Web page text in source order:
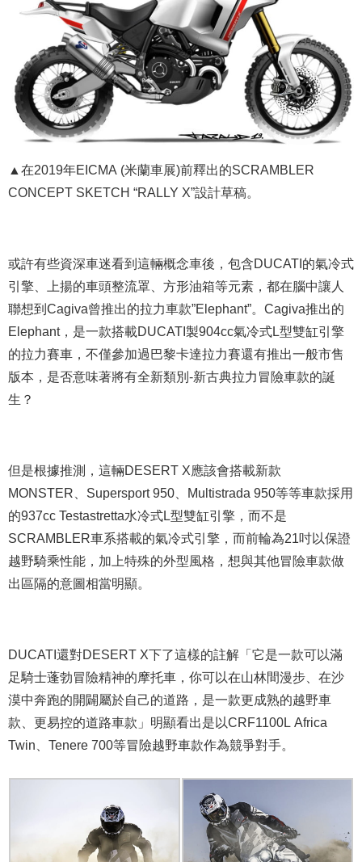
▲在2019年EICMA (米蘭車展)前釋出的SCRAMBLER
CONCEPT SKETCH “RALLY X”設計草稿。
或許有些資深車迷看到這輛概念車後，包含DUCATI的氣冷式
引擎、上揚的車頭整流罩、方形油箱等元素，都在腦中讓人
聯想到Cagiva曾推出的拉力車款”Elephant”。Cagiva推出的
Elephant，是一款搭載DUCATI製904cc氣冷式L型雙缸引擎
的拉力賽車，不僅參加過巴黎卡達拉力賽還有推出一般市售
版本，是否意味著將有全新類別-新古典拉力冒險車款的誕
生？
但是根據推測，這輛DESERT X應該會搭載新款
MONSTER、Supersport 950、Multistrada 950等等車款採用
的937cc Testastretta水冷式L型雙缸引擎，而不是
SCRAMBLER車系搭載的氣冷式引擎，而前輪為21吋以保證
越野騎乘性能，加上特殊的外型風格，想與其他冒險車款做
出區隔的意圖相當明顯。
DUCATI還對DESERT X下了這樣的註解「它是一款可以滿
足騎士蓬勃冒險精神的摩托車，你可以在山林間漫步、在沙
漠中奔跑的開闢屬於自己的道路，是一款更成熟的越野車
款、更易控的道路車款」明顯看出是以CRF1100L Africa
Twin、Tenere 700等冒險越野車款作為競爭對手。